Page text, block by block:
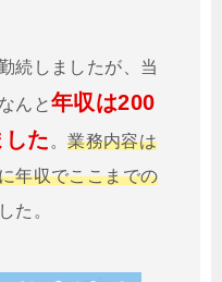
続しましたが、当
んと年収は200
た 。業務内容は
年収でここまでの
た。